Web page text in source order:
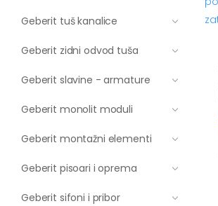
Geberit tuš kanalice
Geberit zidni odvod tuša
Geberit slavine - armature
Geberit monolit moduli
Geberit montažni elementi
Geberit pisoari i oprema
Geberit sifoni i pribor